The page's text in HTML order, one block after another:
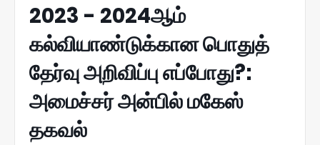
2023 - 2024ஆம்
கல்வியாண்டுக்கான பொதுத்
தேர்வு அறிவிப்பு எப்போது?:
அமைச்சர் அன்பில் மகேஸ்
தகவல்